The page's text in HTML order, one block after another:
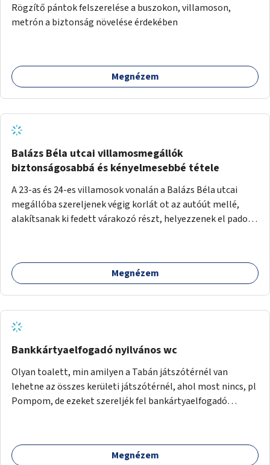
Rögzítő pántok felszerelése a buszokon, villamoson,
metrón a biztonság növelése érdekében
Megnézem
Balázs Béla utcai villamosmegállók
biztonságosabbá és kényelmesebbé tétele
A 23-as és 24-es villamosok vonalán a Balázs Béla utcai
megállóba szereljenek végig korlát ot az autóút mellé,
alakítsanak ki fedett várakozó részt, helyezzenek el padot,
Megnézem
Bankkártyaelfogadó nyilvános wc
Olyan toalett, min amilyen a Tabán játszótérnél van
lehetne az összes kerületi játszótérnél, ahol most nincs, pl
Pompom, de ezeket szereljék fel bankártyaelfogadó
Megnézem